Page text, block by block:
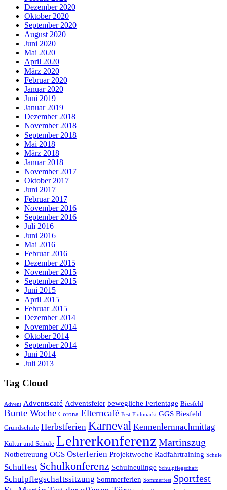
Dezember 2020
Oktober 2020
September 2020
August 2020
Juni 2020
Mai 2020
April 2020
März 2020
Februar 2020
Januar 2020
Juni 2019
Januar 2019
Dezember 2018
November 2018
September 2018
Mai 2018
März 2018
Januar 2018
November 2017
Oktober 2017
Juni 2017
Februar 2017
November 2016
September 2016
Juli 2016
Juni 2016
Mai 2016
Februar 2016
Dezember 2015
November 2015
September 2015
Juni 2015
April 2015
Februar 2015
Dezember 2014
November 2014
Oktober 2014
September 2014
Juni 2014
Juli 2013
Tag Cloud
Advent Adventscafé Adventsfeier bewegliche Ferientage Biesfeld
Bunte Woche Corona Elterncafé Fest Flohmarkt GGS Biesfeld
Grundschule Herbstferien Karneval Kennenlernnachmittag
Kultur und Schule Lehrerkonferenz Martinszug
Notbetreuung OGS Osterferien Projektwoche Radfahrtraining Schule
Schulfest Schulkonferenz Schulneulinge Schulpflegschaft
Schulpflegschaftssitzung Sommerferien Sommerfest Sportfest